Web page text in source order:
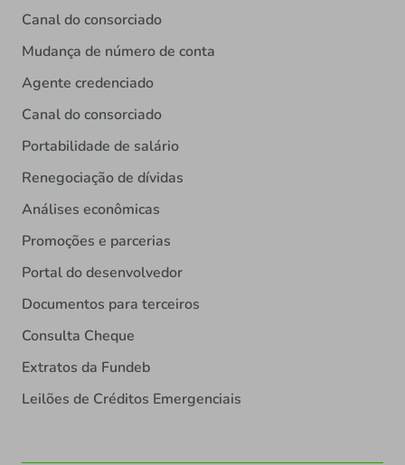
Canal do consorciado
Mudança de número de conta
Agente credenciado
Canal do consorciado
Portabilidade de salário
Renegociação de dívidas
Análises econômicas
Promoções e parcerias
Portal do desenvolvedor
Documentos para terceiros
Consulta Cheque
Extratos da Fundeb
Leilões de Créditos Emergenciais